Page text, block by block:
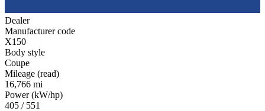
Dealer
Manufacturer code
X150
Body style
Coupe
Mileage (read)
16,766 mi
Power (kW/hp)
405 / 551